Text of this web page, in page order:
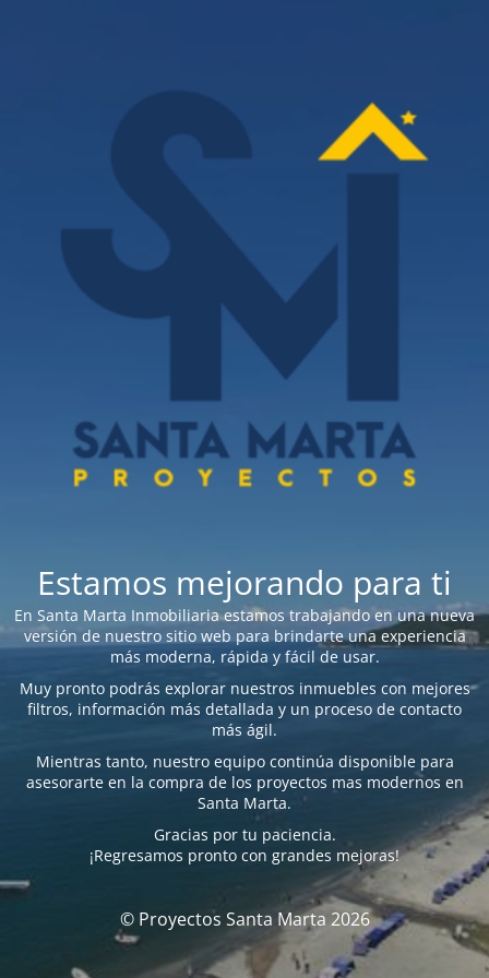
Estamos mejorando para ti
En Santa Marta Inmobiliaria estamos trabajando en una nueva
versión de nuestro sitio web para brindarte una experiencia
más moderna, rápida y fácil de usar.
Muy pronto podrás explorar nuestros inmuebles con mejores
filtros, información más detallada y un proceso de contacto
más ágil.
Mientras tanto, nuestro equipo continúa disponible para
asesorarte en la compra de los proyectos mas modernos en
Santa Marta.
Gracias por tu paciencia.
¡Regresamos pronto con grandes mejoras!
© Proyectos Santa Marta 2026